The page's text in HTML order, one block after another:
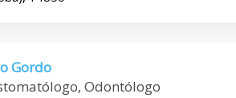
Gordo
Odontólogo